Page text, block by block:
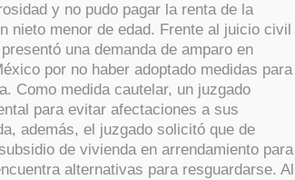
y no pudo pagar la renta de la
nieto menor de edad. Frente al juicio civil
una demanda de amparo en
por no haber adoptado medidas para
Como medida cautelar, un juzgado
para evitar afectaciones a sus
además, el juzgado solicitó que de
de vivienda en arrendamiento para
alternativas para resguardarse. Al